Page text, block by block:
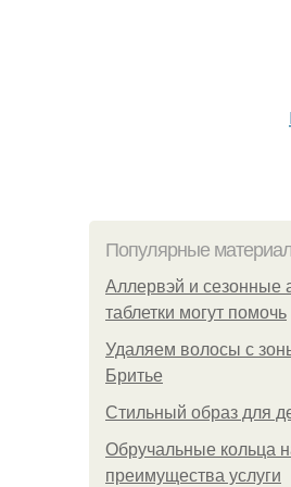
Популярные
Аллервэй и сезонные
таблетки могут помочь
Удаляем волосы с
Бритье
Стильный образ для
Обручальные кольца
преимущества услуги